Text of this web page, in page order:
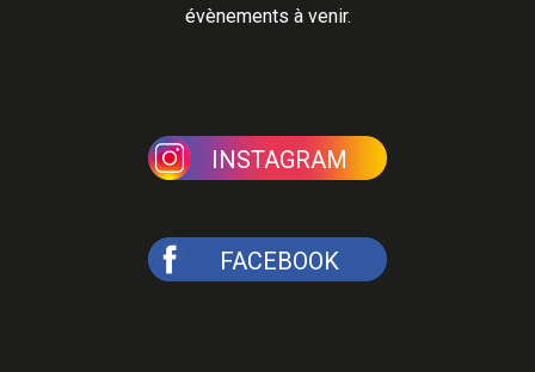
évènements à venir.
INSTAGRAM
FACEBOOK